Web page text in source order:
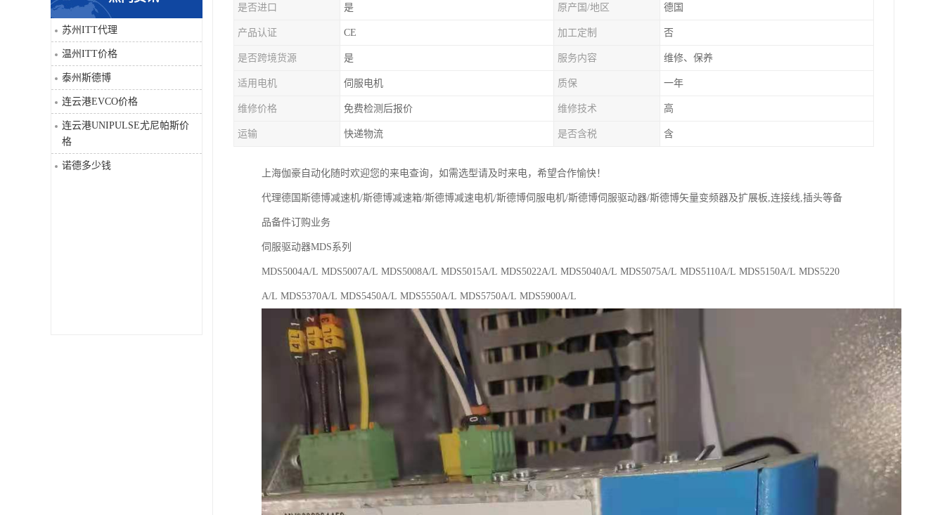
科比
三菱
DRPAG
苏州ITT代理
温州ITT价格
泰州斯德博
连云港EVCO价格
连云港UNIPULSE尤尼帕斯价
格
诺德多少钱
是否进口 是 原产国/地区 德国
产品认证 CE 加工定制 否
是否跨境货源 是 服务内容 维修、保养
适用电机 伺服电机 质保 一年
维修价格 免费检测后报价 维修技术 高
运输 快递物流 是否含税 含
上海伽豪自动化随时欢迎您的来电查询，如需选型请及时来电，希望合作愉快！
代理德国斯德博减速机/斯德博减速箱/斯德博减速电机/斯德博伺服电机/斯德博伺服驱动器/斯德博矢量变频器及扩展板,连接线,插头等备
品备件订购业务
伺服驱动器MDS系列
MDS5004A/L MDS5007A/L MDS5008A/L MDS5015A/L MDS5022A/L MDS5040A/L MDS5075A/L MDS5110A/L MDS5150A/L MDS5220
A/L MDS5370A/L MDS5450A/L MDS5550A/L MDS5750A/L MDS5900A/L